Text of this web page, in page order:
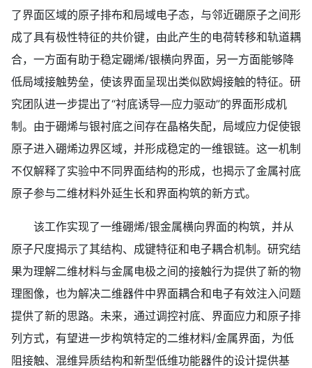
了界面区域的原子排布和局域电子态，与邻近硼原子之间形
成了具有极性特征的共价键，由此产生的电荷转移和轨道耦
合，一方面有助于稳定硼烯/银横向界面，另一方面能够降
低局域接触势垒，使该界面呈现出类似欧姆接触的特征。研
究团队进一步提出了“衬底诱导—应力驱动”的界面形成机
制。由于硼烯与银衬底之间存在晶格失配，局域应力促使银
原子进入硼烯边界区域，并形成稳定的一维银链。这一机制
不仅解释了实验中不同界面结构的形成，也揭示了金属衬底
原子参与二维材料外延生长和界面构筑的新方式。
该工作实现了一维硼烯/银金属横向界面的构筑，并从
原子尺度揭示了其结构、成键特征和电子耦合机制。研究结
果为理解二维材料与金属电极之间的接触行为提供了新的物
理图像，也为解决二维器件中界面耦合和电子有效注入问题
提供了新的思路。未来，通过调控衬底、界面应力和原子排
列方式，有望进一步构筑特定的二维材料/金属界面，为低
阻接触、混维异质结构和新型低维功能器件的设计提供基